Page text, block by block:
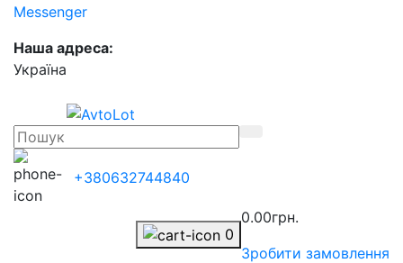
Messenger
Наша адреса:
Українa
+380632744840
0
0.00грн.
Зробити замовлення